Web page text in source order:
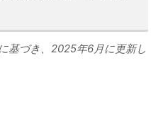
基づき、2025年6月に更新し